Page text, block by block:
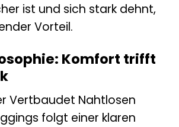
ist und sich stark dehnt,
Vorteil.
Komfort trifft
Vertbaudet Nahtlosen
folgt einer klaren